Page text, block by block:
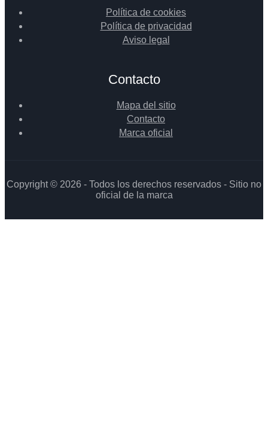
Política de cookies
Política de privacidad
Aviso legal
Contacto
Mapa del sitio
Contacto
Marca oficial
Copyright © 2026 - Todos los derechos reservados - Sitio no
oficial de la marca